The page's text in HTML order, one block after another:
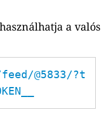
a valós
@5833/?t